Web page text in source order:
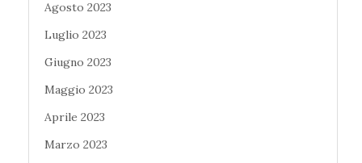
Agosto 2023
Luglio 2023
Giugno 2023
Maggio 2023
Aprile 2023
Marzo 2023